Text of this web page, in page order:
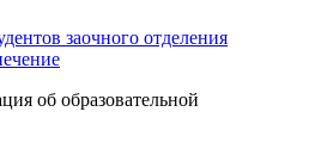
заочного отделения
об образовательной